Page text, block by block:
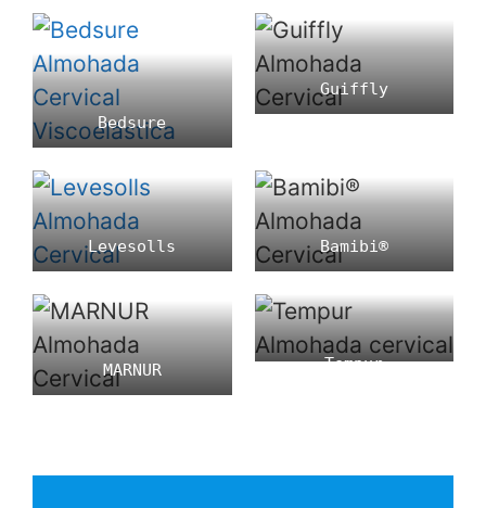
Bedsure
Guiffly
Levesolls Bamibi®
MARNUR Tempur